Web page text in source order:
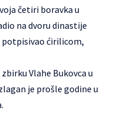
četiri boravka u
na dvoru dinastije
potpisivao ćirilicom,
Vlahe Bukovca u
je prošle godine u